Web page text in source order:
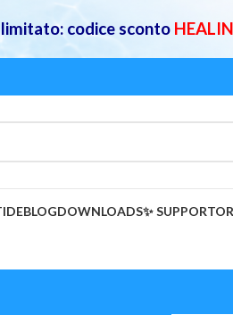
BLOGDOWNLOADS✨ SUPPORTO
codice sconto